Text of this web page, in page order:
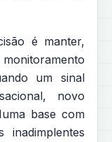
é manter,
um sinal
novo
base com